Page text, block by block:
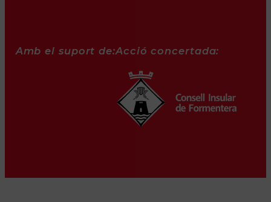
Amb el suport de:Acció concertada: